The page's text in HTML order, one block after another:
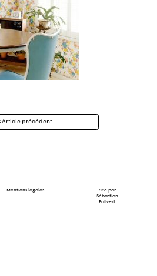
Article précédent
Mentions légales
Site par
Sébastien
Poilvert